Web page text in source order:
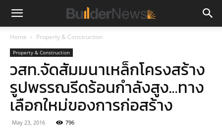
Home Property & Construction
Property & Construction
วสท.จัดสัมมนาเหล็กโครงสร้าง
รูปพรรณรีดร้อนกำลังสูง…ทาง
เลือกใหม่ของการก่อสร้าง
May 23, 2016 796